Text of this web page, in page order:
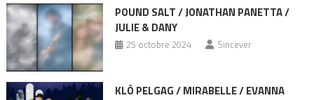
POUND SALT / JONATHAN PANETTA /
JULIE & DANY
25 octobre 2024 Sincever
KLÔ PELGAG / MIRABELLE / EVANNA